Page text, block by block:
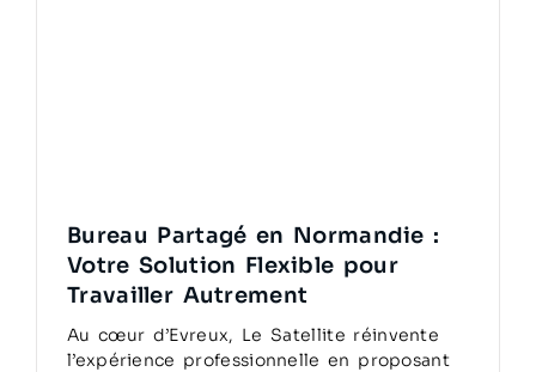
Bureau Partagé en Normandie :
Votre Solution Flexible pour
Travailler Autrement
Au cœur d’Evreux, Le Satellite réinvente
l’expérience professionnelle en proposant